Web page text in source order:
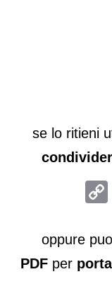
se lo ritieni
oppure
PDF per